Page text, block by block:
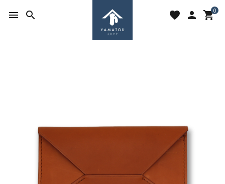
menu search favorite person 0
shopping_cart
ACCOUNT MENU
ようこそ ゲスト 様
ログイン person